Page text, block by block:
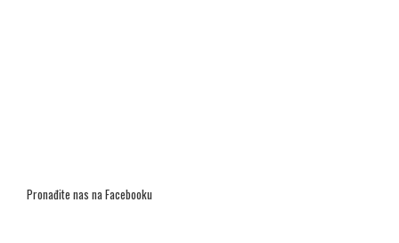
Pronađite nas na Facebooku